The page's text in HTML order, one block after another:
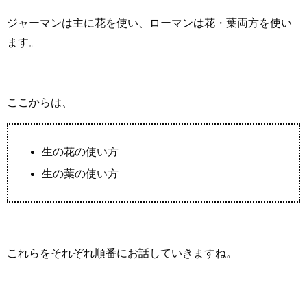
ジャーマンは主に花を使い、ローマンは花・葉両方を使い
ます。
ここからは、
生の花の使い方
生の葉の使い方
これらをそれぞれ順番にお話していきますね。